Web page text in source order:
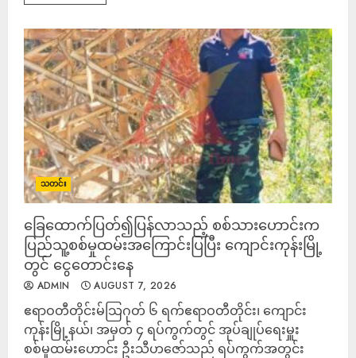
သတင်း
ခြေထောက်ပြတ်၍ပြန်လာသည့် စစ်သားဟောင်းက
ပြည်သူ့စစ်မှုထမ်းအကြောင်းပြပြီး ကျောင်းကုန်းမြို့
တွင် ငွေတောင်းနေ
ADMIN AUGUST 7, 2026
ဧရာဝတီတိုင်းမ်သြဂုတ် ၆ ရက်​ဧရာဝတီတိုင်း၊ ကျောင်း
ကုန်းမြို့နယ်၊ အမှတ် ၄ ရပ်ကွက်တွင် အုပ်ချုပ်ရေးမှူး
စစ်မှုထမ်းဟောင်း ဦးသီဟဇော်သည် ရပ်ကွက်အတွင်း